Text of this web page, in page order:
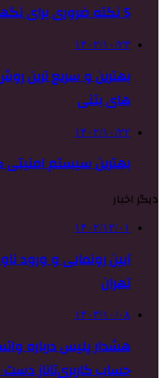
5 نکته ضروری برای نگهداری حیوان خانگی
۱۴۰۲/۱۰/۲۳
بهترین و سریع ترین
های بتنی
۱۴۰۲/۱۰/۲۲
بهترین سیستم امنیتی
دیگر اخبار
۱۴۰۲/۱۲/۰۱
آیین رونمایی و ورود
تهران
۱۴۰۳/۱۰/۰۸
هشدار پلیس درباره
حساب کاربری‌تاناز